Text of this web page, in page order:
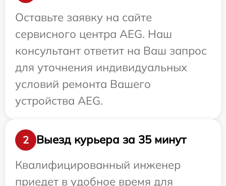
Оставьте заявку на сайте
сервисного центра AEG. Наш
консультант ответит на Ваш запрос
для уточнения индивидуальных
условий ремонта Вашего
устройства AEG.
2
Выезд курьера за 35 минут
Квалифицированный инженер
приедет в удобное время для